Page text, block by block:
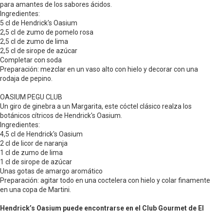
para amantes de los sabores ácidos.
Ingredientes:
5 cl de Hendrick's Oasium
2,5 cl de zumo de pomelo rosa
2,5 cl de zumo de lima
2,5 cl de sirope de azúcar
Completar con soda
Preparación: mezclar en un vaso alto con hielo y decorar con una
rodaja de pepino.
OASIUM PEGU CLUB
Un giro de ginebra a un Margarita, este cóctel clásico realza los
botánicos cítricos de Hendrick's Oasium.
Ingredientes:
4,5 cl de Hendrick's Oasium
2 cl de licor de naranja
1 cl de zumo de lima
1 cl de sirope de azúcar
Unas gotas de amargo aromático
Preparación: agitar todo en una coctelera con hielo y colar finamente
en una copa de Martini.
Hendrick’s Oasium puede encontrarse en el Club Gourmet de El